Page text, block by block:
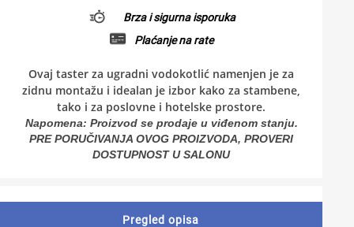
Brza i sigurna isporuka
Plaćanje na rate
Ovaj taster za ugradni vodokotlić namenjen je za
zidnu montažu i idealan je izbor kako za stambene,
tako i za poslovne i hotelske prostore.
Napomena: Proizvod se prodaje u viđenom stanju.
PRE PORUČIVANJA OVOG PROIZVODA, PROVERI
DOSTUPNOST U SALONU
Pregled opisa